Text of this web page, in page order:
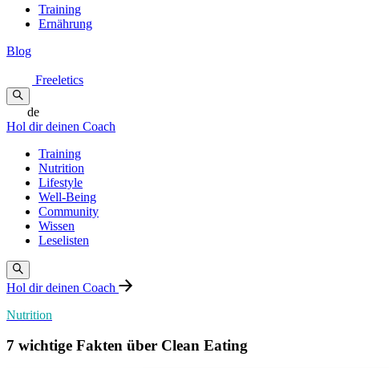
Training
Ernährung
Blog
Freeletics
de
Hol dir deinen Coach
Training
Nutrition
Lifestyle
Well-Being
Community
Wissen
Leselisten
Hol dir deinen Coach
Nutrition
7 wichtige Fakten über Clean Eating